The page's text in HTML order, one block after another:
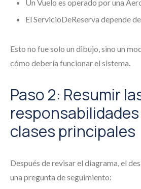
Un Vuelo es operado por una
El ServicioDeReserva depende
Esto no fue solo un dibujo, sino un
cómo debería funcionar el sistema.
Paso 2: Resumir
clases principales
Después de revisar el diagrama, el
una pregunta de seguimiento: